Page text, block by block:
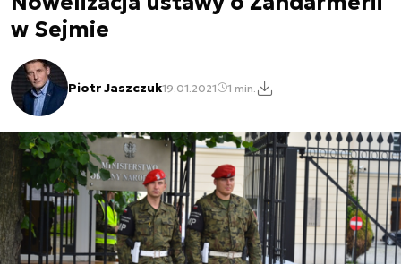
w Sejmie
Piotr Jaszczuk19.01.2021 1 min.